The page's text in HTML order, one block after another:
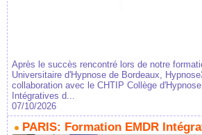
Après le succès rencontré lors de notre
Universitaire d'Hypnose de Bordeaux,
collaboration avec le CHTIP Collège
Intégratives d...
07/10/2026
PARIS: Formation EMDR